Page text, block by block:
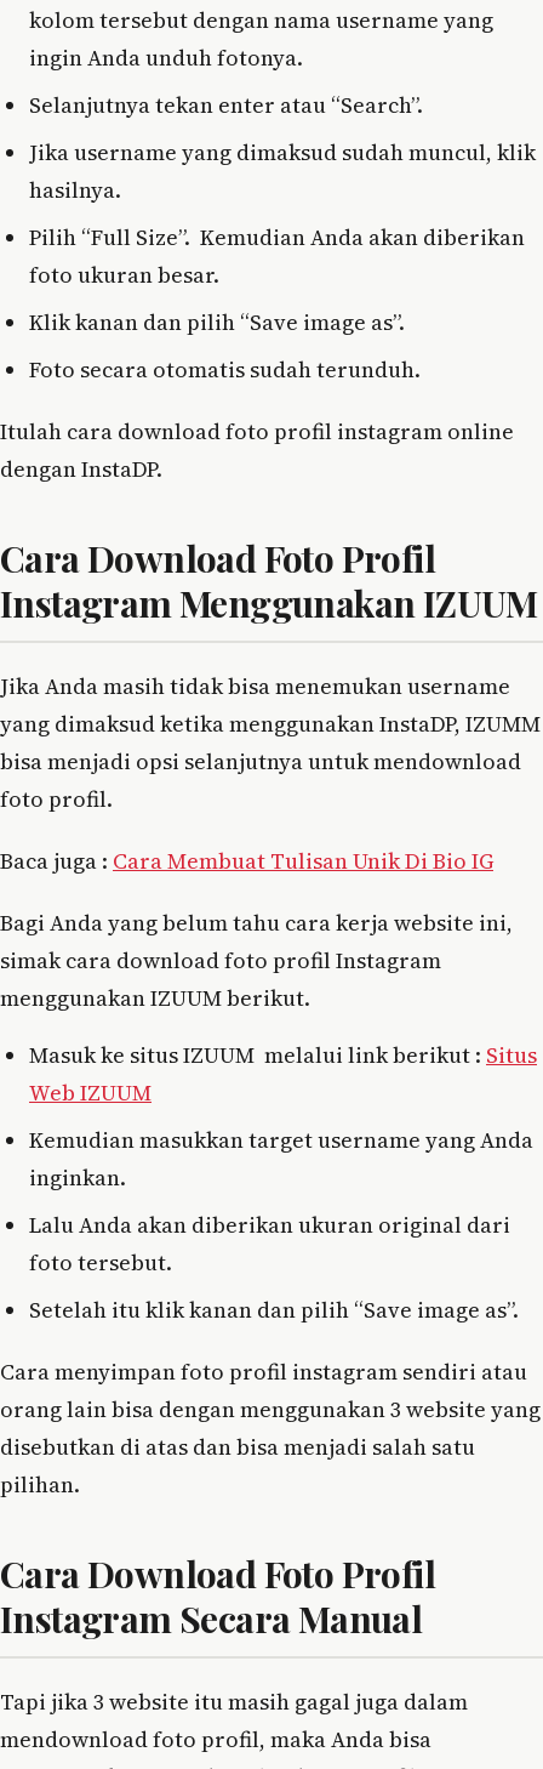
kolom tersebut dengan nama username yang
ingin Anda unduh fotonya.
Selanjutnya tekan enter atau “Search”.
Jika username yang dimaksud sudah muncul, klik
hasilnya.
Pilih “Full Size”. Kemudian Anda akan diberikan
foto ukuran besar.
Klik kanan dan pilih “Save image as”.
Foto secara otomatis sudah terunduh.
Itulah cara download foto profil instagram online
dengan InstaDP.
Cara Download Foto Profil
Instagram Menggunakan IZUUM
Jika Anda masih tidak bisa menemukan username
yang dimaksud ketika menggunakan InstaDP, IZUMM
bisa menjadi opsi selanjutnya untuk mendownload
foto profil.
Baca juga : Cara Membuat Tulisan Unik Di Bio IG
Bagi Anda yang belum tahu cara kerja website ini,
simak cara download foto profil Instagram
menggunakan IZUUM berikut.
Masuk ke situs IZUUM melalui link berikut : Situs
Web IZUUM
Kemudian masukkan target username yang Anda
inginkan.
Lalu Anda akan diberikan ukuran original dari
foto tersebut.
Setelah itu klik kanan dan pilih “Save image as”.
Cara menyimpan foto profil instagram sendiri atau
orang lain bisa dengan menggunakan 3 website yang
disebutkan di atas dan bisa menjadi salah satu
pilihan.
Cara Download Foto Profil
Instagram Secara Manual
Tapi jika 3 website itu masih gagal juga dalam
mendownload foto profil, maka Anda bisa